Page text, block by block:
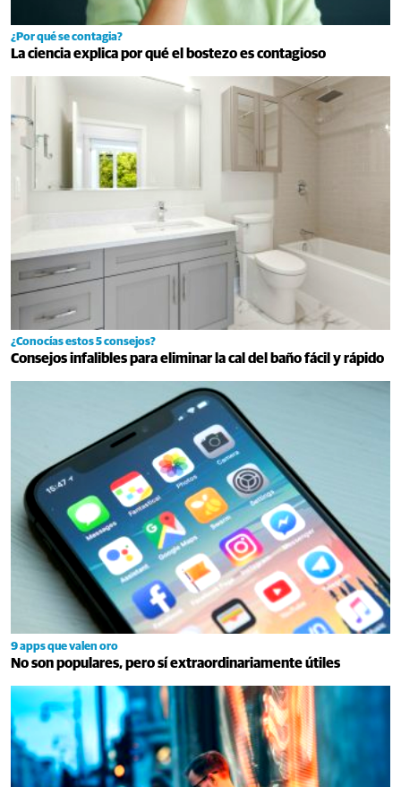
¿Por qué se contagia?
La ciencia explica por qué el bostezo es contagioso
¿Conocías estos 5 consejos?
Consejos infalibles para eliminar la cal del baño fácil y rápido
9 apps que valen oro
No son populares, pero sí extraordinariamente útiles